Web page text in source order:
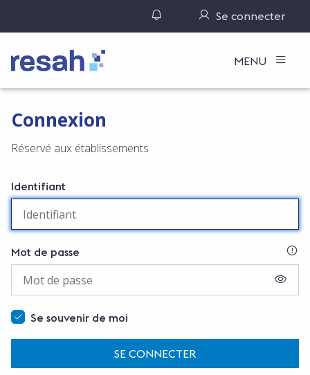
Gérer ses notifications
Se connecter
Logo Resah MENU
Connexion
Réservé aux établissements
Identifiant
Mot de passe
Se souvenir de moi
SE CONNECTER